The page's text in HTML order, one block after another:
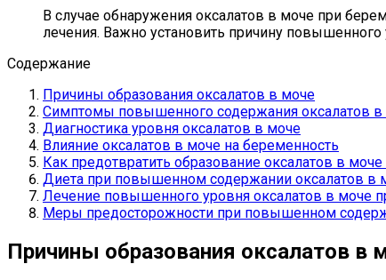
В случае обнаружения оксалатов в моче при
лечения. Важно установить причину
Содержание
Причины образования оксалатов в моче
Симптомы повышенного содержания оксалатов в
Диагностика уровня оксалатов в моче
Влияние оксалатов в моче на беременность
Как предотвратить образование оксалатов в
Диета при повышенном содержании оксалатов в
Лечение повышенного уровня оксалатов в моче
Меры предосторожности при повышенном
Причины образования оксалатов в